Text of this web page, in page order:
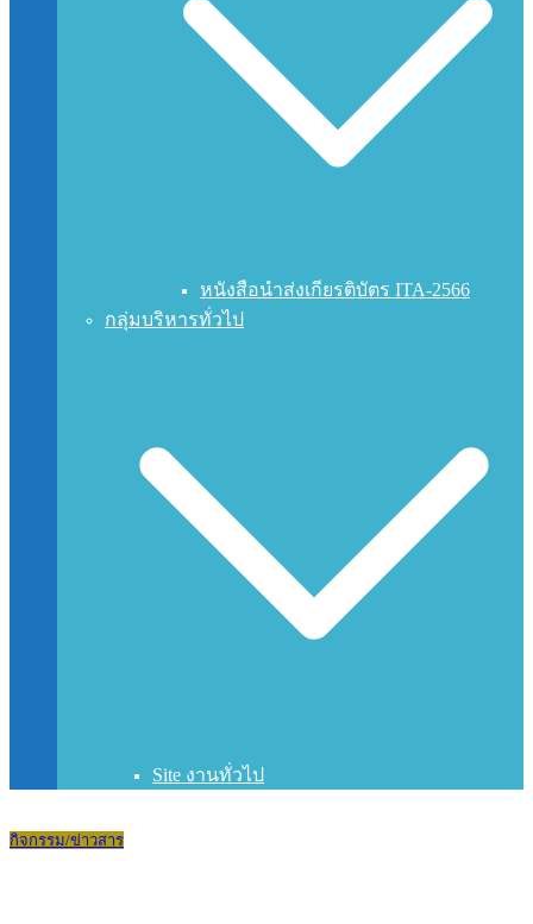
หนังสือนำส่งเกียรติบัตร ITA-2566
กลุ่มบริหารทั่วไป
Site งานทั่วไป
กิจกรรม/ข่าวสาร